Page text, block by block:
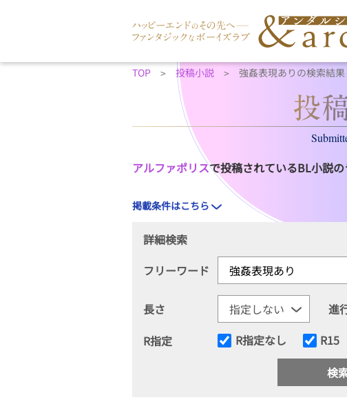
TOP 投稿小説 強姦表現ありの検索結果
アルファポリスで投稿されているBL小説の
掲載条件はこちら
詳細検索
フリーワード
長さ
進
R指定
R指定なし R15